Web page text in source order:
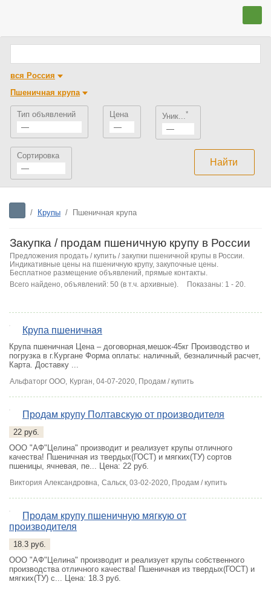
вся Россия
Пшеничная крупа
Тип объявлений
—
Цена
—
Уник...*
—
Сортировка
—
/ Крупы / Пшеничная крупа
Закупка / продам пшеничную крупу в России
Предложения продать / купить / закупки пшеничной крупы в России.
Индикативные цены на пшеничную крупу, закупочные цены.
Бесплатное размещение объявлений, прямые контакты.
Всего найдено, объявлений: 50 (в т.ч. архивные).
Показаны: 1 - 20.
Крупа пшеничная
Крупа пшеничная Цена – договорная,мешок-45кг Производство и
погрузка в г.Кургане Форма оплаты: наличный, безналичный расчет,
Карта. Доставку ...
Альфаторг ООО, Курган, 04-07-2020, Продам / купить
Продам крупу Полтавскую от производителя
22 руб.
ООО "АФ"Целина" производит и реализует крупы отличного
качества! Пшеничная из твердых(ГОСТ) и мягких(ТУ) сортов
пшеницы, ячневая, пе... Цена: 22 руб.
Виктория Александровна, Сальск, 03-02-2020, Продам / купить
Продам крупу пшеничную мягкую от
производителя
18.3 руб.
ООО "АФ"Целина" производит и реализует крупы собственного
производства отличного качества! Пшеничная из твердых(ГОСТ) и
мягких(ТУ) с... Цена: 18.3 руб.